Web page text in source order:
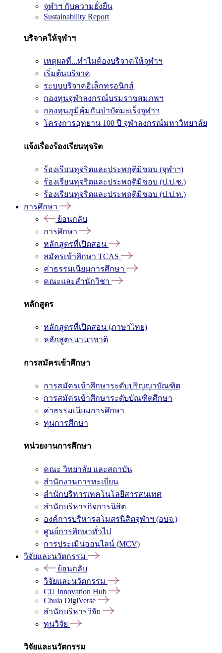
จุฬาฯ กับความยั่งยืน
Sustainability Report
บริจาคให้จุฬาฯ
เหตุผลที่...ทำไมต้องบริจาคให้จุฬาฯ
เริ่มต้นบริจาค
ระบบบริจาคอิเล็กทรอนิกส์
กองทุนจุฬาลงกรณ์บรมราชสมภพฯ
กองทุนภูมิคุ้มกันบำบัดมะเร็งจุฬาฯ
โครงการอุทยาน 100 ปี จุฬาลงกรณ์มหาวิทยาลัย
แจ้งเรื่องร้องเรียนทุจริต
ร้องเรียนทุจริตและประพฤติมิชอบ (จุฬาฯ)
ร้องเรียนทุจริตและประพฤติมิชอบ (ป.ป.ช.)
ร้องเรียนทุจริตและประพฤติมิชอบ (ป.ป.ท.)
การศึกษา
ย้อนกลับ
การศึกษา
หลักสูตรที่เปิดสอน
สมัครเข้าศึกษา TCAS
ค่าธรรมเนียมการศึกษา
คณะและสำนักวิชา
หลักสูตร
หลักสูตรที่เปิดสอน (ภาษาไทย)
หลักสูตรนานาชาติ
การสมัครเข้าศึกษา
การสมัครเข้าศึกษาระดับปริญญาบัณฑิต
การสมัครเข้าศึกษาระดับบัณฑิตศึกษา
ค่าธรรมเนียมการศึกษา
ทุนการศึกษา
หน่วยงานการศึกษา
คณะ วิทยาลัย และสถาบัน
สำนักงานการทะเบียน
สำนักบริหารเทคโนโลยีสารสนเทศ
สำนักบริหารกิจการนิสิต
องค์การบริหารสโมสรนิสิตจุฬาฯ (อบจ.)
ศูนย์การศึกษาทั่วไป
การประเมินออนไลน์ (MCV)
วิจัยและนวัตกรรม
ย้อนกลับ
วิจัยและนวัตกรรม
CU Innovation Hub
Chula DigiVerse
สำนักบริหารวิจัย
ทุนวิจัย
วิจัยและนวัตกรรม